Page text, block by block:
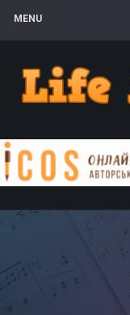
MENU